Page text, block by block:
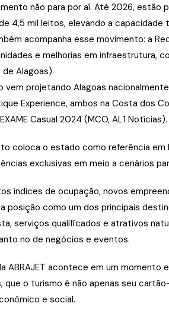
não para por aí. Até 2026, estão
4,5 mil leitos, elevando a capacidade
acompanha esse movimento: a
e melhorias em infraestrutura,
Alagoas).
vem projetando Alagoas
Experience, ambos na Costa dos
Casual 2024 (MCO, AL1 Notícias).
coloca o estado como referência
exclusivas em meio a cenários
índices de ocupação, novos
posição como um dos principais
serviços qualificados e atrativos
no de negócios e eventos.
ABRAJET acontece em um momento
que o turismo é não apenas seu
e social.